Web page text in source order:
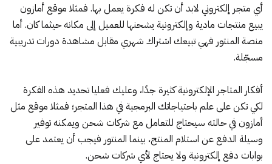
أي متجر إلكتروني لابد أن تكن له فكرة يعمل بها. فمثلا موقع أمازون
يبيع منتجات مادية وإلكترونية يشحنها للعميل إلى مكانه حيثما كان. أما
منصة المنتور فهي تبيعك اشتراك شهري مقابل مشاهدة دورات تدريبية
مسجّلة.
أفكار المتاجر الإلكترونية كثيرة جدًا، وعليك فعليا تحديد هذه الفكرة
لكي تكن على علم باحتياجاتك البرمجية في هذا المتجر؛ فمثلا موقع مثل
أمازون في حالته سيحتاج للتعامل مع شركات شحن ويمكنه توفير
وسيلة الدفع عن استلام المنتج، بينما المنتور فيجب أن يعتمد على
بوابات دفع إلكترونية ولا يحتاج لأي شركات شحن.